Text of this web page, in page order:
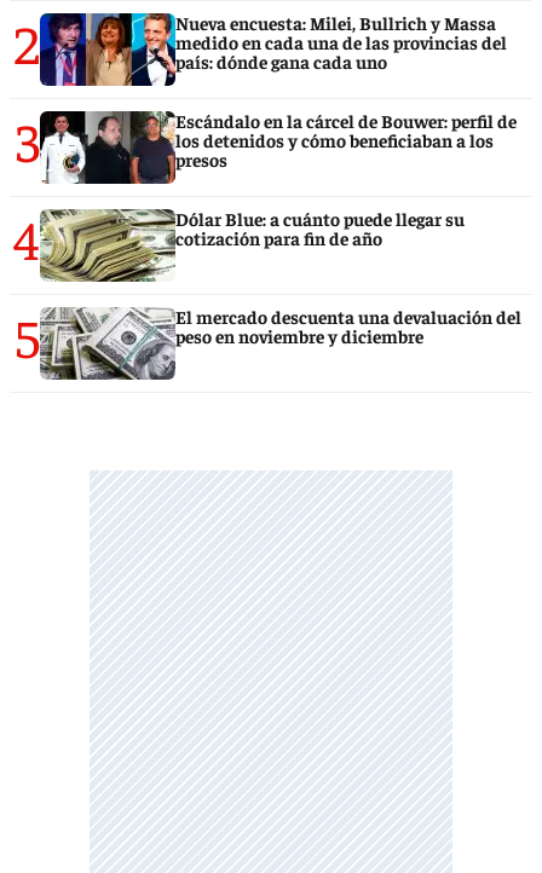
2
Nueva encuesta: Milei, Bullrich y Massa
medido en cada una de las provincias del
país: dónde gana cada uno
3
Escándalo en la cárcel de Bouwer: perfil de
los detenidos y cómo beneficiaban a los
presos
4
Dólar Blue: a cuánto puede llegar su
cotización para fin de año
5
El mercado descuenta una devaluación del
peso en noviembre y diciembre